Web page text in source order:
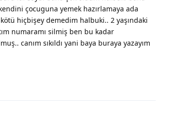
çocuguna yemek hazırlamaya ada
hiçbişey demedim halbuki.. 2 yaşındaki
numaramı silmiş ben bu kadar
canım sıkıldı yani baya buraya yazayım